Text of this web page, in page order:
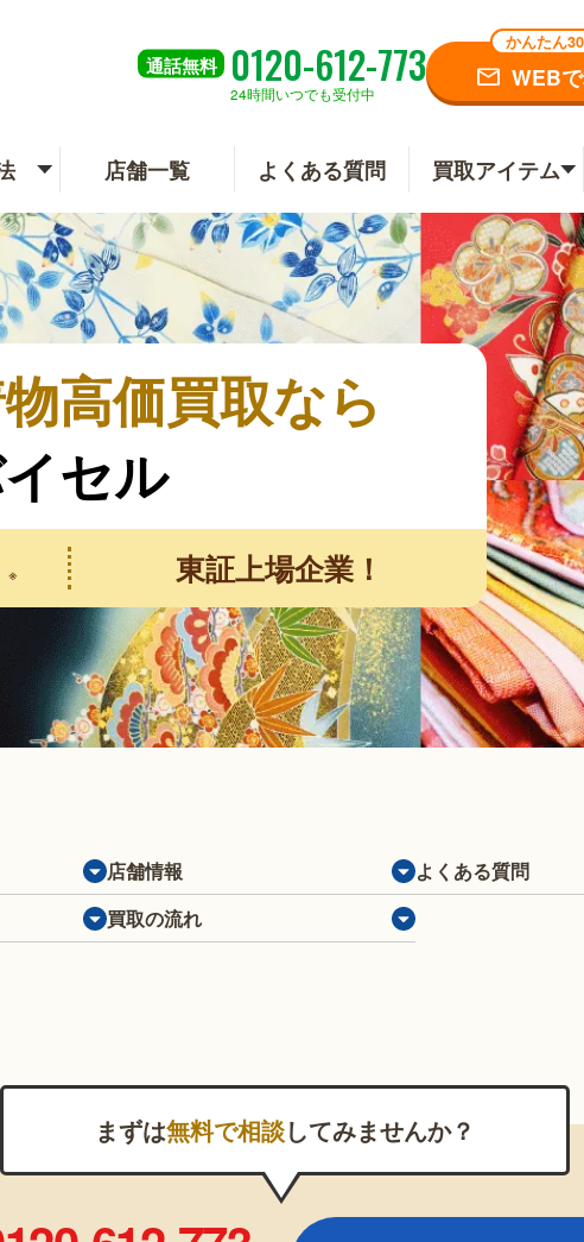
通話無料 0120-612-773
24時間いつでも受付中
かんたん
WEB
店舗一覧 よくある質問 買取アイテム
高価買取なら
セル
※ 東証上場企業！
店舗情報
よくある質問
買取の流れ
まずは無料で相談してみませんか？